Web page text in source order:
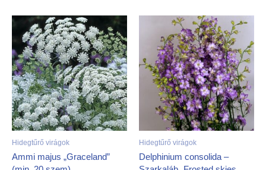
Hidegtűrő virágok
Ammi majus „Graceland”
Hidegtűrő virágok
Delphinium consolida –